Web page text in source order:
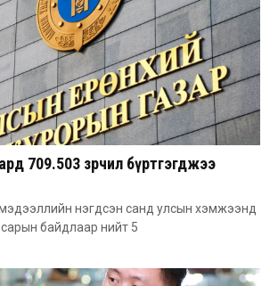
709.503 зөрчил бүртгэгджээ
мэдээллийн нэгдсэн санд улсын хэмжээнд
байдлаар нийт 5